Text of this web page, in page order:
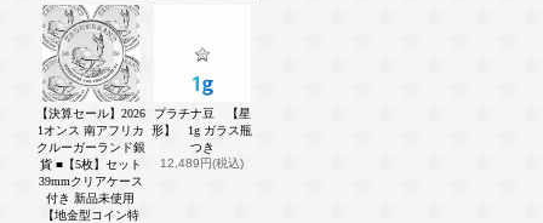
【決算セール】2026
1オンス 南アフリカ
クルーガーランド銀
貨 ■【5枚】セット
39mmクリアケース
付き 新品未使用
【地金型コイン特
プラチナ豆 【星
形】 1g ガラス瓶
つき
12,489円(税込)